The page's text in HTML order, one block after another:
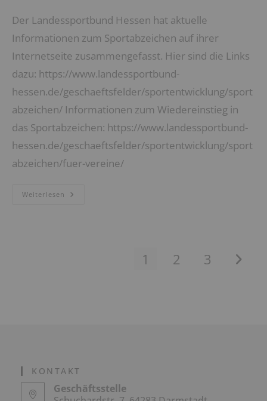
Der Landessportbund Hessen hat aktuelle
Informationen zum Sportabzeichen auf ihrer
Internetseite zusammengefasst. Hier sind die Links
dazu: https://www.landessportbund-
hessen.de/geschaeftsfelder/sportentwicklung/sport
abzeichen/ Informationen zum Wiedereinstieg in
das Sportabzeichen: https://www.landessportbund-
hessen.de/geschaeftsfelder/sportentwicklung/sport
abzeichen/fuer-vereine/
Weiterlesen SPORTABZEICHEN
1 2 3 Zur
KONTAKT
Geschäftsstelle